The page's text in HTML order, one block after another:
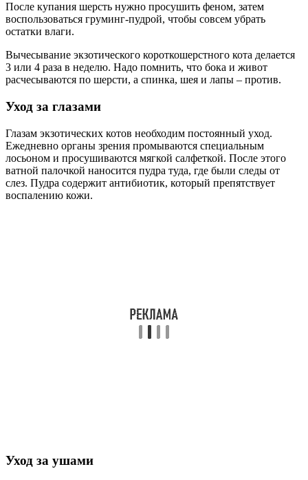
После купания шерсть нужно просушить феном, затем
воспользоваться груминг-пудрой, чтобы совсем убрать
остатки влаги.
Вычесывание экзотического короткошерстного кота делается
3 или 4 раза в неделю. Надо помнить, что бока и живот
расчесываются по шерсти, а спинка, шея и лапы – против.
Уход за глазами
Глазам экзотических котов необходим постоянный уход.
Ежедневно органы зрения промываются специальным
лосьоном и просушиваются мягкой салфеткой. После этого
ватной палочкой наносится пудра туда, где были следы от
слез. Пудра содержит антибиотик, который препятствует
воспалению кожи.
Уход за ушами